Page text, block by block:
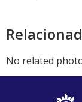
No related